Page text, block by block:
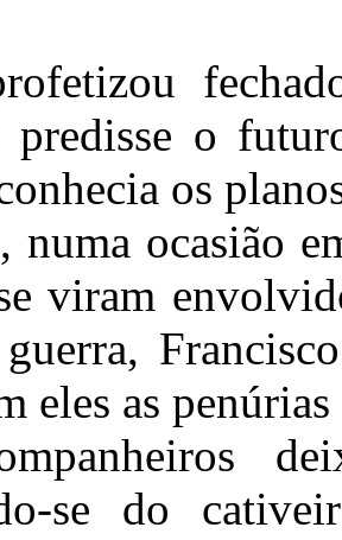
predisse o
os
numa ocasião
viram
guerra,
eles as
se do